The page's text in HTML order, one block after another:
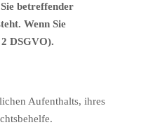
betreffender
Wenn Sie
DSGVO).
Aufenthalts, ihres